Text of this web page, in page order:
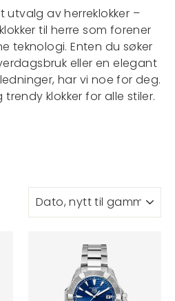
utvalg av herreklokker –
til herre som forener
teknologi. Enten du søker
eller en elegant
har vi noe for deg.
klokker for alle stiler.
SORTER